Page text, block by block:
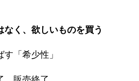
なく、欲しいものを買う
「希少性」